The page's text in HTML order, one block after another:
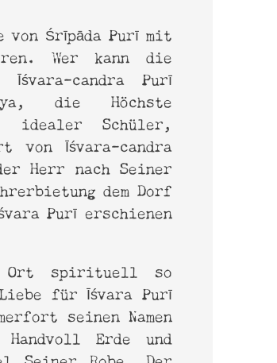
von Śrīpāda Purī mit
Wer kann die
candra Purī
die Höchste
idealer Schüler,
von Īśvara-candra
Herr nach Seiner
dem Dorf
Purī erschienen
Ort spirituell so
für Īśvara Purī
seinen Namen
Erde und